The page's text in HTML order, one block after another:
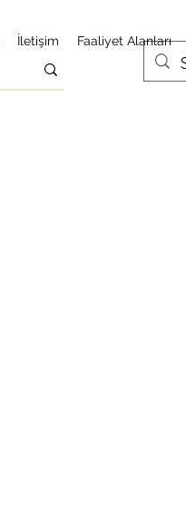
İletişim Faaliyet Alanları